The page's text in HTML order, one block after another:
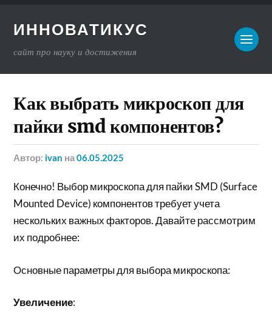
ИННОВАТИКУС
сайт про науку и достижения
Как выбрать микроскоп для
пайки smd компонентов?
Автор: ivan на06.05.2025
Конечно! Выбор микроскопа для пайки SMD (Surface
Mounted Device) компонентов требует учета
нескольких важных факторов. Давайте рассмотрим
их подробнее:
Основные параметры для выбора микроскопа:
Увеличение: